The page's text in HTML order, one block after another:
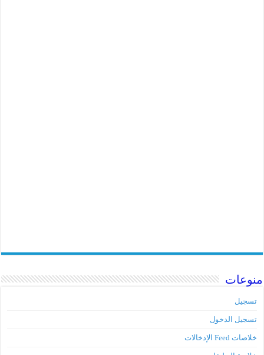
منوعات
تسجيل
تسجيل الدخول
خلاصات Feed الإدخالات